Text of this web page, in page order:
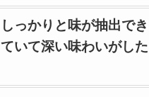
しっかりと味が抽出でき
ていて深い味わいがした